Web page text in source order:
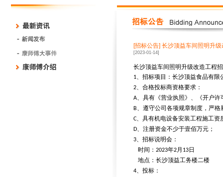
[招标公告] 长沙顶益车间照明升
[2023-01-14]
长沙顶益车间照明升级改造工程
1、招标项目：长沙顶益食品有
2、合格投标商资格要求：
A、具有《营业执照》、《开户许
B、遵守公司各项规章制度，严格
C、具有机电设备安装工程施工
D、注册资金不少于壹佰万元；
3、招标说明会：
时间： 2023年2月 13日
地点：长沙顶益工务楼二楼
4、投标：